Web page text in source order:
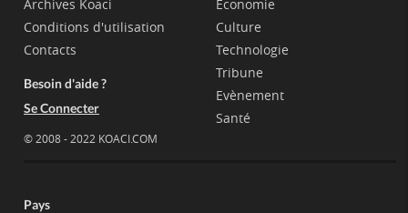
Archives Koaci
Conditions d'utilisation
Contacts
Besoin d'aide ?
Se Connecter
© 2008 - 2022 KOACI.COM
Economie
Culture
Technologie
Tribune
Evènement
Santé
Pays